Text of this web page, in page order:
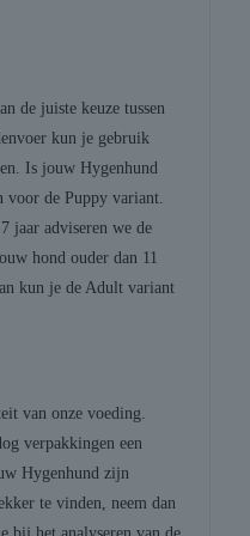
de juiste keuze tussen
kun je gebruik
Is jouw Hygenhund
voor de Puppy variant.
jaar adviseren we de
hond ouder dan 11
kun je de Adult variant
van onze voeding.
verpakkingen een
Hygenhund zijn
te vinden, neem dan